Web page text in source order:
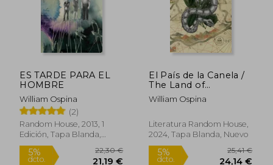
5%
dcto. 27,14 €
5%
dcto.
ES TARDE PARA EL
HOMBRE
William Ospina
(2)
Random House, 2013, 1
Edición, Tapa Blanda,
Nuevo
El País de la Canela /
The Land of
Cinnamon
William Ospina
Literatura Random House,
2024, Tapa Blanda, Nuevo